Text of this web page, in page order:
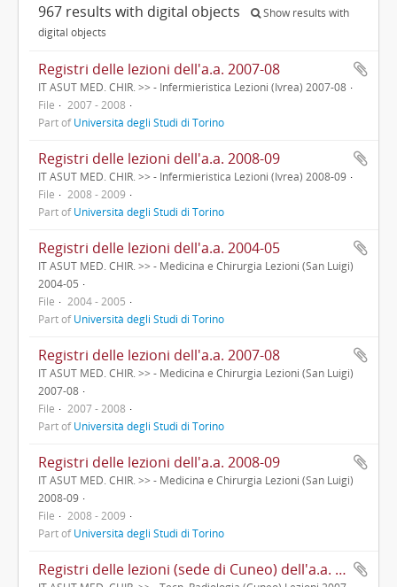
967 results with digital objects
Show results with
digital objects
Registri delle lezioni dell'a.a. 2007-08
IT ASUT MED. CHIR. >> - Infermieristica Lezioni (Ivrea) 2007-08
File
2007 - 2008
Part ofUniversità degli Studi di Torino
Registri delle lezioni dell'a.a. 2008-09
IT ASUT MED. CHIR. >> - Infermieristica Lezioni (Ivrea) 2008-09
File
2008 - 2009
Part ofUniversità degli Studi di Torino
Registri delle lezioni dell'a.a. 2004-05
IT ASUT MED. CHIR. >> - Medicina e Chirurgia Lezioni (San Luigi)
2004-05
File
2004 - 2005
Part ofUniversità degli Studi di Torino
Registri delle lezioni dell'a.a. 2007-08
IT ASUT MED. CHIR. >> - Medicina e Chirurgia Lezioni (San Luigi)
2007-08
File
2007 - 2008
Part ofUniversità degli Studi di Torino
Registri delle lezioni dell'a.a. 2008-09
IT ASUT MED. CHIR. >> - Medicina e Chirurgia Lezioni (San Luigi)
2008-09
File
2008 - 2009
Part ofUniversità degli Studi di Torino
Registri delle lezioni (sede di Cuneo) dell'a.a. 2007-08